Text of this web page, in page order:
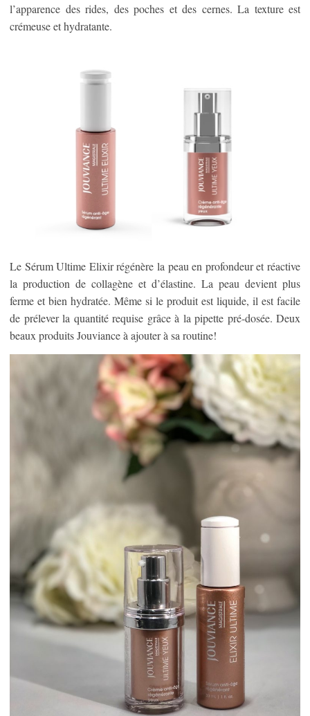
l’apparence des rides, des poches et des cernes. La texture est
crémeuse et hydratante.
Le Sérum Ultime Elixir régénère la peau en profondeur et réactive
la production de collagène et d’élastine. La peau devient plus
ferme et bien hydratée. Même si le produit est liquide, il est facile
de prélever la quantité requise grâce à la pipette pré-dosée. Deux
beaux produits Jouviance à ajouter à sa routine!